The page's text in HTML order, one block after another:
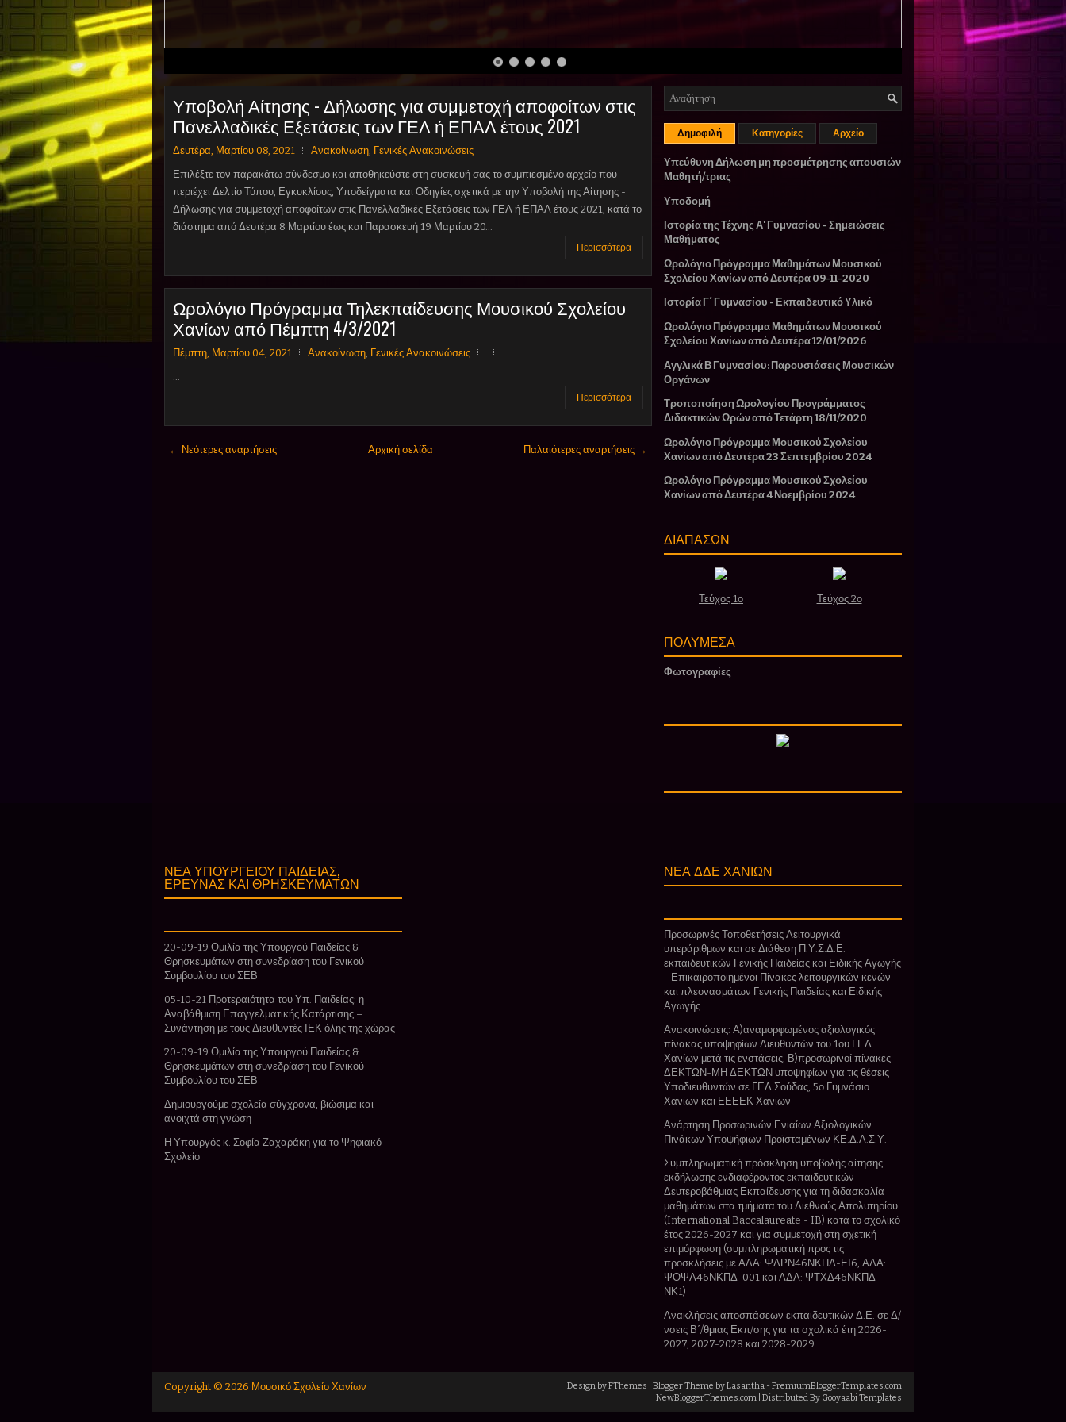
1 2 3 4
Υποβολή Αίτησης - Δήλωσης για συμμετοχή αποφοίτων στις
Πανελλαδικές Εξετάσεις των ΓΕΛ ή ΕΠΑΛ έτους 2021
Δευτέρα, Μαρτίου 08, 2021 Ανακοίνωση, Γενικές Ανακοινώσεις
Επιλέξτε τον παρακάτω σύνδεσμο και αποθηκεύστε στη συσκευή σας το συμπιεσμένο αρχείο που
περιέχει Δελτίο Τύπου, Εγκυκλίους, Υποδείγματα και Οδηγίες σχετικά με την Υποβολή της Αίτησης -
Δήλωσης για συμμετοχή αποφοίτων στις Πανελλαδικές Εξετάσεις των ΓΕΛ ή ΕΠΑΛ έτους 2021, κατά το
διάστημα από Δευτέρα 8 Μαρτίου έως και Παρασκευή 19 Μαρτίου 20...
Περισσότερα
Ωρολόγιο Πρόγραμμα Τηλεκπαίδευσης Μουσικού Σχολείου
Χανίων από Πέμπτη 4/3/2021
Πέμπτη, Μαρτίου 04, 2021 Ανακοίνωση, Γενικές Ανακοινώσεις
...
Περισσότερα
← Νεότερες αναρτήσεις Παλαιότερες αναρτήσεις →
Αρχική σελίδα
Δημοφιλή Κατηγορίες Αρχείο
Υπεύθυνη Δήλωση μη προσμέτρησης απουσιών
Μαθητή/τριας
Υποδομή
Ιστορία της Τέχνης Α' Γυμνασίου - Σημειώσεις
Μαθήματος
Ωρολόγιο Πρόγραμμα Μαθημάτων Μουσικού
Σχολείου Χανίων από Δευτέρα 09-11-2020
Ιστορία Γ΄ Γυμνασίου - Εκπαιδευτικό Υλικό
Ωρολόγιο Πρόγραμμα Μαθημάτων Μουσικού
Σχολείου Χανίων από Δευτέρα 12/01/2026
Αγγλικά Β Γυμνασίου: Παρουσιάσεις Μουσικών
Οργάνων
Τροποποίηση Ωρολογίου Προγράμματος
Διδακτικών Ωρών από Τετάρτη 18/11/2020
Ωρολόγιο Πρόγραμμα Μουσικού Σχολείου
Χανίων από Δευτέρα 23 Σεπτεμβρίου 2024
Ωρολόγιο Πρόγραμμα Μουσικού Σχολείου
Χανίων από Δευτέρα 4 Νοεμβρίου 2024
ΔΙΑΠΑΣΩΝ
Τεύχος 1ο Τεύχος 2ο
ΠΟΛΥΜΕΣΑ
Φωτογραφίες
ΝΕΑ ΥΠΟΥΡΓΕΙΟΥ ΠΑΙΔΕΙΑΣ,
ΕΡΕΥΝΑΣ ΚΑΙ ΘΡΗΣΚΕΥΜΑΤΩΝ
20-09-19 Ομιλία της Υπουργού Παιδείας &
Θρησκευμάτων στη συνεδρίαση του Γενικού
Συμβουλίου του ΣΕΒ
05-10-21 Προτεραιότητα του Υπ. Παιδείας: η
Αναβάθμιση Επαγγελματικής Κατάρτισης –
Συνάντηση με τους Διευθυντές ΙΕΚ όλης της χώρας
20-09-19 Ομιλία της Υπουργού Παιδείας &
Θρησκευμάτων στη συνεδρίαση του Γενικού
Συμβουλίου του ΣΕΒ
Δημιουργούμε σχολεία σύγχρονα, βιώσιμα και
ανοιχτά στη γνώση
Η Υπουργός κ. Σοφία Ζαχαράκη για το Ψηφιακό
Σχολείο
ΝΕΑ ΔΔΕ ΧΑΝΙΩΝ
Προσωρινές Τοποθετήσεις Λειτουργικά
υπεράριθμων και σε Διάθεση Π.Υ.Σ.Δ.Ε.
εκπαιδευτικών Γενικής Παιδείας και Ειδικής Αγωγής
- Επικαιροποιημένοι Πίνακες λειτουργικών κενών
και πλεονασμάτων Γενικής Παιδείας και Ειδικής
Αγωγής
Ανακοινώσεις: Α)αναμορφωμένος αξιολογικός
πίνακας υποψηφίων Διευθυντών του 1ου ΓΕΛ
Χανίων μετά τις ενστάσεις, Β)προσωρινοί πίνακες
ΔΕΚΤΩΝ-ΜΗ ΔΕΚΤΩΝ υποψηφίων για τις θέσεις
Υποδιευθυντών σε ΓΕΛ Σούδας, 5ο Γυμνάσιο
Χανίων και ΕΕΕΕΚ Χανίων
Ανάρτηση Προσωρινών Ενιαίων Αξιολογικών
Πινάκων Υποψήφιων Προϊσταμένων ΚΕ.Δ.Α.Σ.Υ.
Συμπληρωματική πρόσκληση υποβολής αίτησης
εκδήλωσης ενδιαφέροντος εκπαιδευτικών
Δευτεροβάθμιας Εκπαίδευσης για τη διδασκαλία
μαθημάτων στα τμήματα του Διεθνούς Απολυτηρίου
(International Baccalaureate - IB) κατά το σχολικό
έτος 2026-2027 και για συμμετοχή στη σχετική
επιμόρφωση (συμπληρωματική προς τις
προσκλήσεις με ΑΔΑ: ΨΛΡΝ46ΝΚΠΔ-ΕΙ6, ΑΔΑ:
ΨΟΨΛ46ΝΚΠΔ-001 και ΑΔΑ: ΨΤΧΔ46ΝΚΠΔ-
ΝΚ1)
Ανακλήσεις αποσπάσεων εκπαιδευτικών Δ.Ε. σε Δ/
νσεις Β΄/θμιας Εκπ/σης για τα σχολικά έτη 2026-
2027, 2027-2028 και 2028-2029
Copyright © 2026 Μουσικό Σχολείο Χανίων Design byFThemes | Blogger Theme byLasantha - PremiumBloggerTemplates.com
NewBloggerThemes.com | Distributed By Gooyaabi Templates